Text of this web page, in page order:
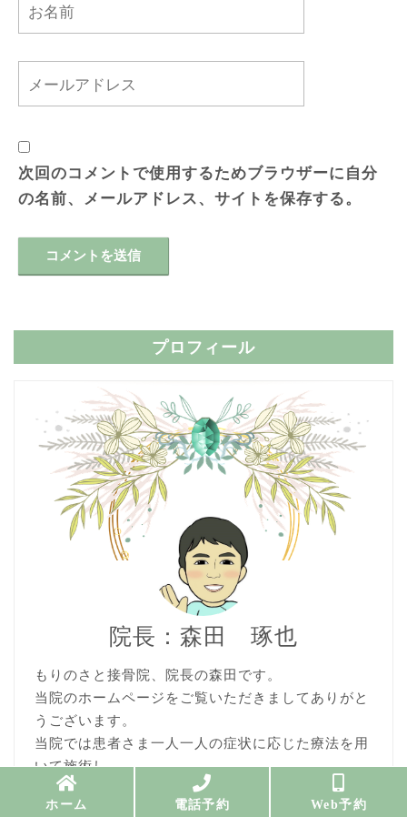
次回のコメントで使用するためブラウザーに自分
の名前、メールアドレス、サイトを保存する。
プロフィール
院長：森田 琢也
もりのさと接骨院、院長の森田です。
当院のホームページをご覧いただきましてありがと
うございます。
当院では患者さま一人一人の症状に応じた療法を用
いて施術し
根本的に痛みを解消し早期に快適な日常生活を送れ
るよう
ホーム 電話予約 Web予約